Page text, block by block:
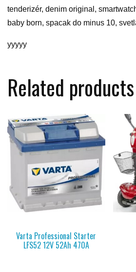
tenderizér, denim original,
baby born, spacak do minus 10,
yyyyy
Related products
Varta Professional Starter
LFS52 12V 52Ah 470A